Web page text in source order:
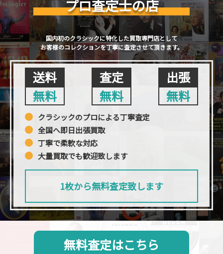
プロ査定士の店
国内初のクラシックに特化した買取専門店として
お客様のコレクションを丁寧に査定させて頂きます。
送料
無料
査定
無料
出張
無料
クラシックのプロによる丁寧査定
全国へ即日出張買取
丁寧で柔軟な対応
大量買取でも歓迎致します
1枚から無料査定致します
無料査定はこちら